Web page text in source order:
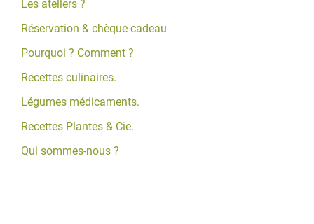
Les ateliers ?
Réservation & chèque cadeau
Pourquoi ? Comment ?
Recettes culinaires.
Légumes médicaments.
Recettes Plantes & Cie.
Qui sommes-nous ?